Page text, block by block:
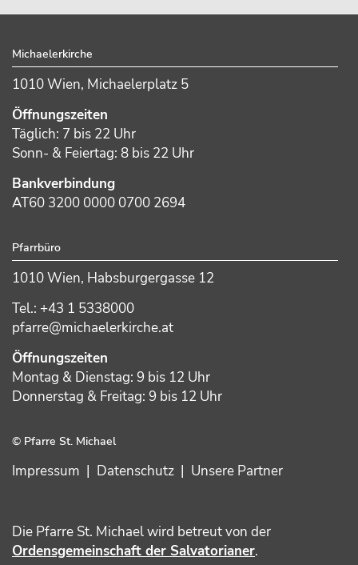
Michaelerkirche
1010 Wien, Michaelerplatz 5
Öffnungszeiten
Täglich: 7 bis 22 Uhr
Sonn- & Feiertag: 8 bis 22 Uhr
Bankverbindung
AT60 3200 0000 0700 2694
Pfarrbüro
1010 Wien, Habsburgergasse 12
Tel.: +43 1 5338000
pfarre@michaelerkirche.at
Öffnungszeiten
Montag & Dienstag: 9 bis 12 Uhr
Donnerstag & Freitag: 9 bis 12 Uhr
© Pfarre St. Michael
Impressum | Datenschutz | Unsere Partner
Die Pfarre St. Michael wird betreut von der
Ordensgemeinschaft der Salvatorianer.